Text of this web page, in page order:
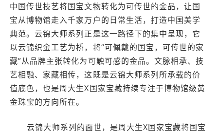
中国传世技艺将国宝文物转化为可传世的金品，让国
宝从博物馆走入千家万户的日常生活，打造中国美学
典范。云锦大师系列正是这一路径下的集中呈现，它
以云锦织金工艺为桥，将“可佩戴的国宝，可传世的家
藏”从品牌主张转化为可触可感的金品。文脉相承、技
艺相融、家藏相传，这既是云锦大师系列所承载的价
值底色，也是周大生X国家宝藏持续专注于博物馆级黄
金珠宝的方向所在。
云锦大师系列的面世，是周大生X国家宝藏将国宝